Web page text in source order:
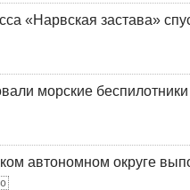
«Нарвская застава»
морские
автономном округе